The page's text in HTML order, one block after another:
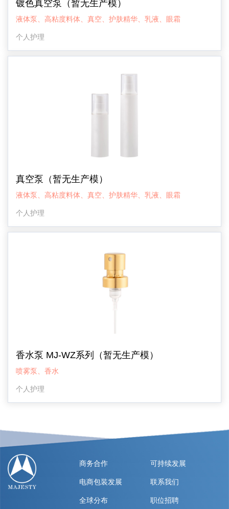
镀色真空泵（暂无生产模）
液体泵、高粘度料体、真空、护肤精华、乳液、眼霜
个人护理
真空泵（暂无生产模）
液体泵、高粘度料体、真空、护肤精华、乳液、眼霜
个人护理
香水泵 MJ-WZ系列（暂无生产模）
喷雾泵、香水
个人护理
商务合作 可持续发展
电商包装发展 联系我们
全球分布 职位招聘